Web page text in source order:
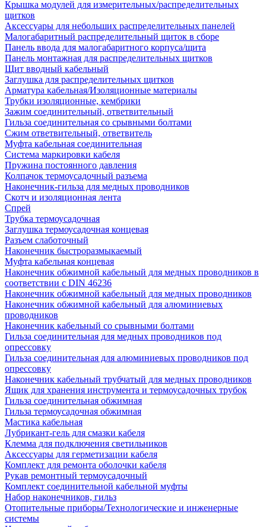
Крышка модулей для измерительных/распределительных
щитков
Аксессуары для небольших распределительных панелей
Малогабаритный распределительный щиток в сборе
Панель ввода для малогабаритного корпуса/щита
Панель монтажная для распределительных щитков
Щит вводный кабельный
Заглушка для распределительных щитков
Арматура кабельная/Изоляционные материалы
Трубки изоляционные, кембрики
Зажим соединительный, ответвительный
Гильза соединительная со срывными болтами
Сжим ответвительный, ответвитель
Муфта кабельная соединительная
Система маркировки кабеля
Пружина постоянного давления
Колпачок термоусадочный разъема
Наконечник-гильза для медных проводников
Скотч и изоляционная лента
Спрей
Трубка термоусадочная
Заглушка термоусадочная концевая
Разъем слаботочный
Наконечник быстроразмыкаемый
Муфта кабельная концевая
Наконечник обжимной кабельный для медных проводников в
соответствии с DIN 46236
Наконечник обжимной кабельный для медных проводников
Наконечник обжимной кабельный для алюминиевых
проводников
Наконечник кабельный со срывными болтами
Гильза соединительная для медных проводников под
опрессовку
Гильза соединительная для алюминиевых проводников под
опрессовку
Наконечник кабельный трубчатый для медных проводников
Ящик для хранения инструмента и термоусадочных трубок
Гильза соединительная обжимная
Гильза термоусадочная обжимная
Мастика кабельная
Лубрикант-гель для смазки кабеля
Клемма для подключения светильников
Аксессуары для герметизации кабеля
Комплект для ремонта оболочки кабеля
Рукав ремонтный термоусадочный
Комплект соединительной кабельной муфты
Набор наконечников, гильз
Отопительные приборы/Технологические и инженерные
системы